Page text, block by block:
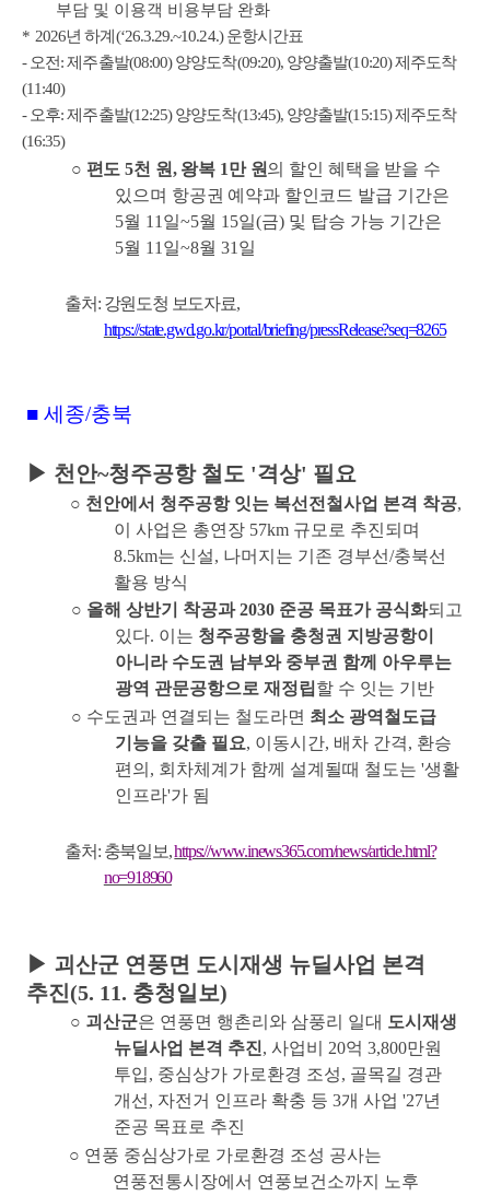
부담 및 이용객 비용부담 완화
* 2026년 하계 (‘26.3.29.~10.24.)운항시간표
-오전:제주출발(08:00)양양도착(09:20), 양양출발(10:20)제주도착
(11:40)
-오후:제주출발(12:25)양양도착(13:45), 양양출발(15:15)제주도착
(16:35)
○ 편도5천 원, 왕복 1만 원의 할인 혜택을 받을 수
있으며 항공권 예약과 할인코드 발급 기간은
5월 11 일~5월 15일(금) 및 탑승 가능 기간은
5월 11 일~8월31 일
출처: 강원도청 보도자료,
https://state.gwd.go.kr/portal/briefing/pressRelease?seq=8265
■ 세종/충북
▶ 천안~청주공항 철도 '격상' 필요
○ 천안에서 청주공항 잇는 복선전철사업 본격 착공,
이 사업은 총연장 57km 규모로 추진되며
8.5km는 신설, 나머지는 기존 경부선/충북선
활용 방식
○ 올해 상반기 착공과2030 준공 목표가 공식화되고
있다. 이는 청주공항을 충청권 지방공항이
아니라 수도권 남부와 중부권 함께 아우루는
광역 관문공항으로 재정립 할 수 잇는 기반
○ 수도권과 연결되는 철도라면 최소 광역철도급
기능을 갖출 필요, 이동시간, 배차 간격, 환승
편의 , 회차체계가 함께 설계될때 철도는'생활
인프라'가 됨
출처: 충북일보,https://www.inews365.com/news/article.html?
no=918960
▶ 괴산군 연풍면 도시재생 뉴딜사업 본격
추진(5. 11. 충청일보)
○ 괴산군은 연풍면 행촌리와 삼풍리 일대 도시재생
뉴딜사업 본격 추진, 사업비 20억 3,800만원
투입, 중심상가 가로환경 조성, 골목길 경관
개선 , 자전거 인프라 확충 등 3개 사업 '27년
준공 목표로 추진
○ 연풍 중심상가로 가로환경 조성 공사는
연풍전통시장에서 연풍보건소까지 노후